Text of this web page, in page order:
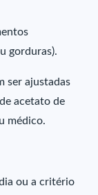
gorduras).
ser ajustadas
acetato de
médico.
ou a critério